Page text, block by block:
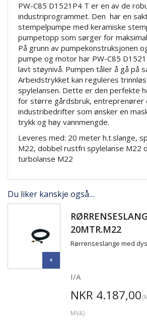
PW-C85 D1521P4 T er en av de
industriprogrammet. Den har en
stempelpumpe med keramiske
pumpetopp som sørger for
På grunn av pumpekonstruksjonen
pumpe og motor har PW-C85
lavt støynivå. Pumpen tåler å gå på
Arbeidstrykket kan reguleres
spylelansen. Dette er den perfekte
for større gårdsbruk, entreprenører
industribedrifter som ønsker en
trykk og høy vannmengde.
Leveres med: 20 meter h.t.slange,
M22, dobbel rustfri spylelanse M22
turbolanse M22
Du liker kanskje også…
20MTR.M22
Rørrenseslange med
I/A
NKR 4.187,00 (
MVA)